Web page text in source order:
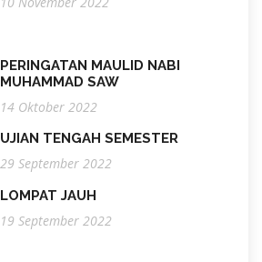
PERINGATAN MAULID NABI
MUHAMMAD SAW
14 Oktober 2022
UJIAN TENGAH SEMESTER
29 September 2022
LOMPAT JAUH
19 September 2022